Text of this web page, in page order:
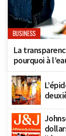
BUSINESS
La
pourquoi à